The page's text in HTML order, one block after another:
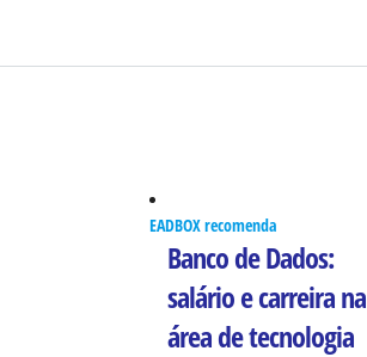
EADBOX recomenda
Banco de Dados:
salário e carreira na
área de tecnologia